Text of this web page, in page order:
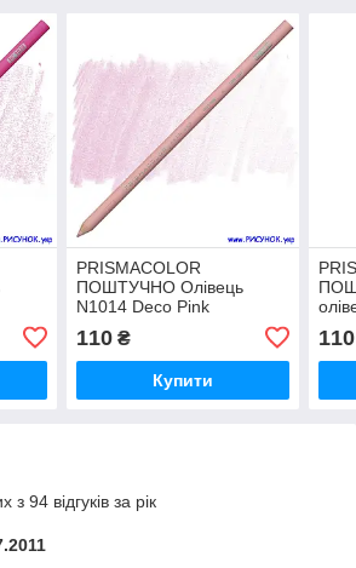
PRISMACOLOR
ПОШТУЧНО Олівець
N1014 Deco Pink
110₴
Купити
110
94 відгуків за рік